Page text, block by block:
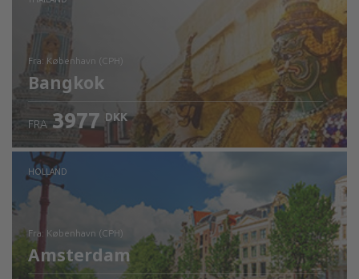
fra: København (CPH)
Bangkok
Kontrollér oplysninger
FRA 3977 DKK
HOLLAND
fra: København (CPH)
Amsterdam